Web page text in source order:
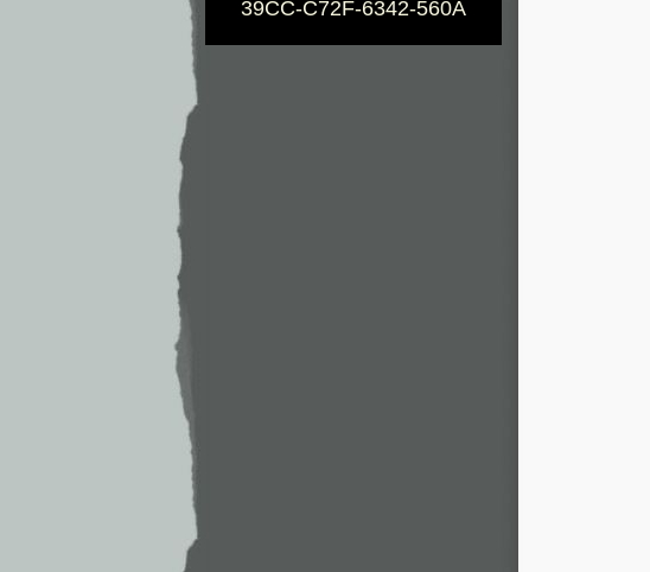
39CC-C72F-6342-560A